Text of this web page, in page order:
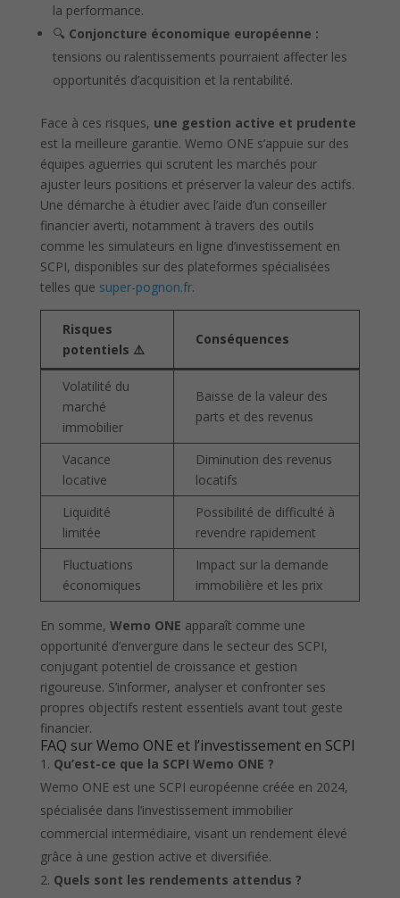
la performance.
🔍 Conjoncture économique européenne :
tensions ou ralentissements pourraient affecter les
opportunités d’acquisition et la rentabilité.
Face à ces risques, une gestion active et prudente
est la meilleure garantie. Wemo ONE s’appuie sur des
équipes aguerries qui scrutent les marchés pour
ajuster leurs positions et préserver la valeur des actifs.
Une démarche à étudier avec l’aide d’un conseiller
financier averti, notamment à travers des outils
comme les simulateurs en ligne d’investissement en
SCPI, disponibles sur des plateformes spécialisées
telles que super-pognon.fr.
Risques
potentiels ⚠️
Conséquences
Volatilité du
marché
immobilier
Baisse de la valeur des
parts et des revenus
Vacance
locative
Diminution des revenus
locatifs
Liquidité
limitée
Possibilité de difficulté à
revendre rapidement
Fluctuations
économiques
Impact sur la demande
immobilière et les prix
En somme, Wemo ONE apparaît comme une
opportunité d’envergure dans le secteur des SCPI,
conjugant potentiel de croissance et gestion
rigoureuse. S’informer, analyser et confronter ses
propres objectifs restent essentiels avant tout geste
financier.
FAQ sur Wemo ONE et l’investissement en SCPI
Qu’est-ce que la SCPI Wemo ONE ?
Wemo ONE est une SCPI européenne créée en 2024,
spécialisée dans l’investissement immobilier
commercial intermédiaire, visant un rendement élevé
grâce à une gestion active et diversifiée.
Quels sont les rendements attendus ?